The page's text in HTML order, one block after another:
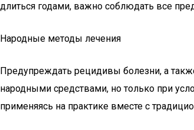
длиться годами, важно соблюдать все
Народные методы лечения
Предупреждать рецидивы болезни, а
народными средствами, но только при
применяясь на практике вместе с